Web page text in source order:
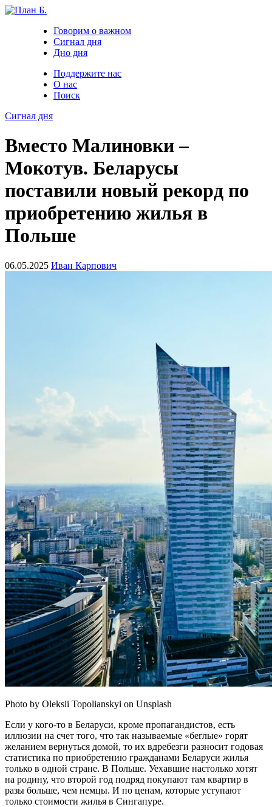
Говорим о важном
Сигнал дня
Дно дня
Поддержите нас
О нас
Поиск
Сигнал дня
Вместо Малиновки –
Мокотув. Беларусы
поставили новый рекорд по
приобретению жилья в
Польше
06.05.2025 Иван Карпович
Photo by Oleksii Topolianskyi on Unsplash
Если у кого-то в Беларуси, кроме пропагандистов, есть
иллюзии на счет того, что так называемые «беглые» горят
желанием вернуться домой, то их вдребезги разносит годовая
статистика по приобретению гражданами Беларуси жилья
только в одной стране. В Польше. Уехавшие настолько хотят
на родину, что второй год подряд покупают там квартир в
разы больше, чем немцы. И по ценам, которые уступают
только стоимости жилья в Сингапуре.